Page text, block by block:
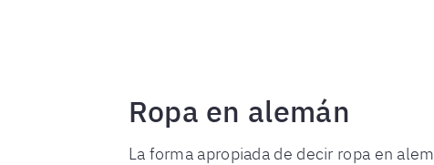
Ropa en alemán
La forma apropiada de decir ropa en